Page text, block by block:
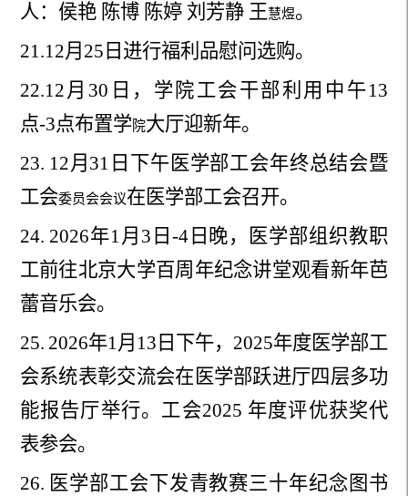
人：侯艳 陈博 陈婷 刘芳静 王慧煜。
21.12月25日进行福利品慰问选购。
22.12月30日，学院工会干部利用中午13
点-3点布置学院大厅迎新年。
23. 12月31日下午医学部工会年终总结会暨
工会委员会会议在医学部工会召开。
24. 2026年1月3日-4日晚，医学部组织教职
工前往北京大学百周年纪念讲堂观看新年芭
蕾音乐会。
25. 2026年1月13日下午，2025年度医学部工
会系统表彰交流会在医学部跃进厅四层多功
能报告厅举行。 工会2025 年度评优获奖代
表参会。
26. 医学部工会下发青教赛三十年纪念图书